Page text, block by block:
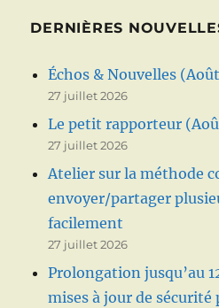
DERNIÈRES
Échos & Nouvelles
27 juillet 2026
Le petit rapporteur
27 juillet 2026
Atelier sur la méthode
envoyer/partager
facilement
27 juillet 2026
Prolongation jusqu’au
mises à jour de sécurité